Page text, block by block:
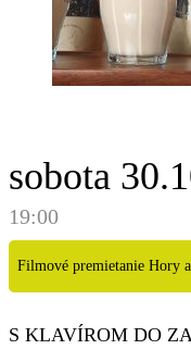
sobota
19:00
Filmové premietanie Hory
S KLAVÍROM DO